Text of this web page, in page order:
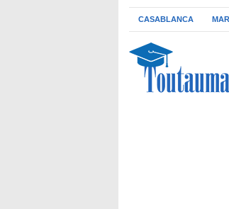
CASABLANCA